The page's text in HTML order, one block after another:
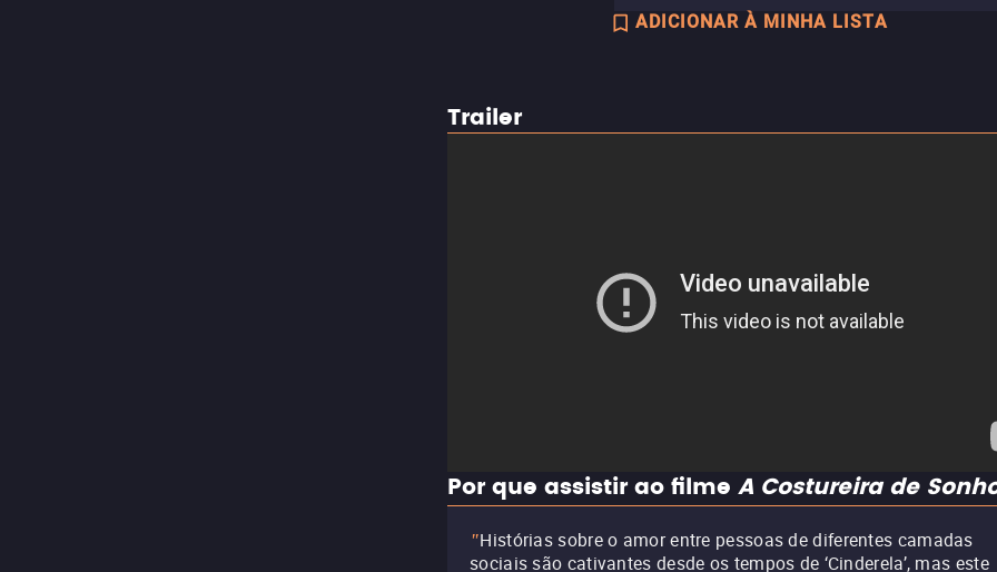
ADICIONAR À MINHA LISTA
Trailer
Por que assistir ao filme A Costureira de
"Histórias sobre o amor entre pessoas de diferentes camadas
sociais são cativantes desde os tempos de ‘Cinderela’, mas este